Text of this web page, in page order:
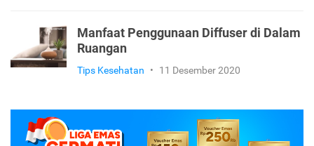
Manfaat Penggunaan Diffuser di Dalam
Ruangan
Tips Kesehatan • 11 Desember 2020